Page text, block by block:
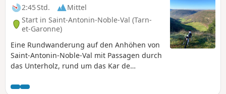
2:45 Std.
Mittel
Start in Saint-Antonin-Noble-Val (Tarn-
et-Garonne)
Eine Rundwanderung auf den Anhöhen von
Saint-Antonin-Noble-Val mit Passagen durch
das Unterholz, rund um das Kar de
Ausblicke auf das Kar de Nibousou und die